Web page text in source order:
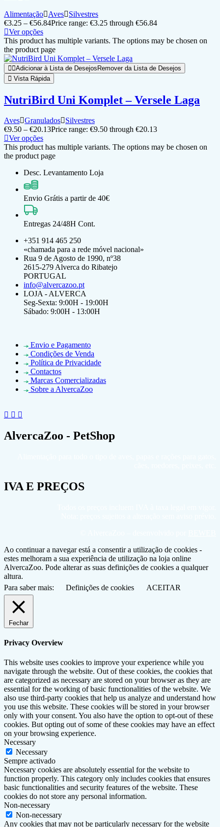
Alimentação Aves
Silvestres
€3.25 – €56.84Price range: €3.25 through €56.84
Ver opções
This product has multiple variants. The options may be chosen on
the product page
Adicionar à Lista de DesejosRemover da Lista de Desejos
Vista Rápida
NutriBird Uni Komplet – Versele Laga
Aves Granulados
Silvestres
€9.50 – €20.13Price range: €9.50 through €20.13
Ver opções
This product has multiple variants. The options may be chosen on
the product page
Desc. Levantamento Loja
Envio Grátis a partir de 40€
Entregas 24/48H Cont.
+351 914 465 250
«chamada para a rede móvel nacional»
Rua 9 de Agosto de 1990, nº38
2615-279 Alverca do Ribatejo
PORTUGAL
info@alvercazoo.pt
LOJA - ALVERCA
Seg-Sexta: 9:00H - 19:00H
Sábado: 9:00H - 13:00H
Envio e Pagamento
Condições de Venda
Política de Privacidade
Contactos
Marcas Comercializadas
Sobre a AlvercaZoo
AlvercaZoo - PetShop
IVA E PREÇOS
Ao continuar a navegar está a consentir a utilização de cookies -
estes melhoram a sua experiência de utilização na loja online
AlvercaZoo. Pode alterar as suas definições de cookies a qualquer
altura.
Para saber mais:
Definições de cookies ACEITAR
Fechar
Privacy Overview
This website uses cookies to improve your experience while you
navigate through the website. Out of these cookies, the cookies that
are categorized as necessary are stored on your browser as they are
essential for the working of basic functionalities of the website. We
also use third-party cookies that help us analyze and understand how
you use this website. These cookies will be stored in your browser
only with your consent. You also have the option to opt-out of these
cookies. But opting out of some of these cookies may have an effect
on your browsing experience.
Necessary
Necessary
Sempre activado
Necessary cookies are absolutely essential for the website to
function properly. This category only includes cookies that ensures
basic functionalities and security features of the website. These
cookies do not store any personal information.
Non-necessary
Non-necessary
Any cookies that may not be particularly necessary for the website